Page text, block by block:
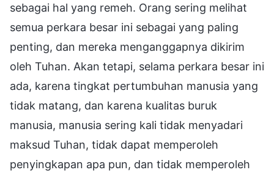
sebagai hal yang remeh. Orang sering melihat
semua perkara besar ini sebagai yang paling
penting, dan mereka menganggapnya dikirim
oleh Tuhan. Akan tetapi, selama perkara besar ini
ada, karena tingkat pertumbuhan manusia yang
tidak matang, dan karena kualitas buruk
manusia, manusia sering kali tidak menyadari
maksud Tuhan, tidak dapat memperoleh
penyingkapan apa pun, dan tidak memperoleh